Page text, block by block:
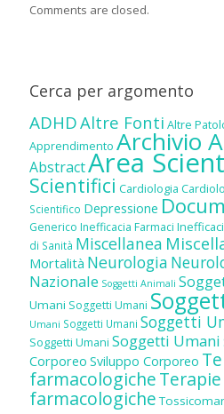
Comments are closed.
Cerca per argomento
ADHDAltre Fonti Altre
Apprendimento Archivio
AbstractArea
Scientifici Cardiologia
Scientifico Depressione
Generico Inefficacia Farmaci
di Sanità Miscellanea
Mortalità Neurologia
Nazionale Soggetti Animali
Umani Soggetti Umani
Umani Soggetti Umani Soggetti
Soggetti Umani Soggetti Umani
Corporeo Sviluppo Corporeo
farmacologiche
farmacologiche